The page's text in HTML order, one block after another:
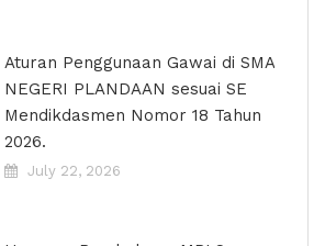
Aturan Penggunaan Gawai di SMA
NEGERI PLANDAAN sesuai SE
Mendikdasmen Nomor 18 Tahun
2026.
July 22, 2026